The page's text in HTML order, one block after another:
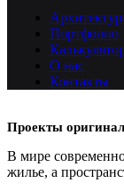
Портфолио
О нас
Контакты
Проекты
В мире
жилье, а